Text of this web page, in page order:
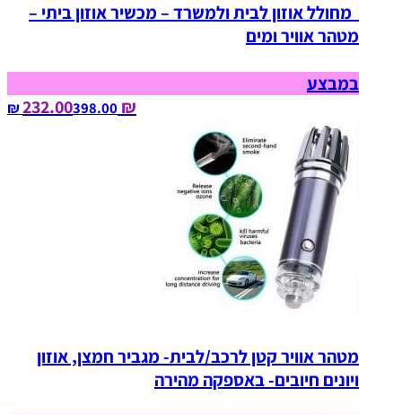
מחולל אוזון לבית ולמשרד – מכשיר אוזון ביתי –
מטהר אוויר ומים
במבצע
₪ 232.00
398.00‏ ₪
מטהר אוויר קטן לרכב/לבית- מגביר חמצן, אוזון
ויונים חיובים- באספקה מהירה